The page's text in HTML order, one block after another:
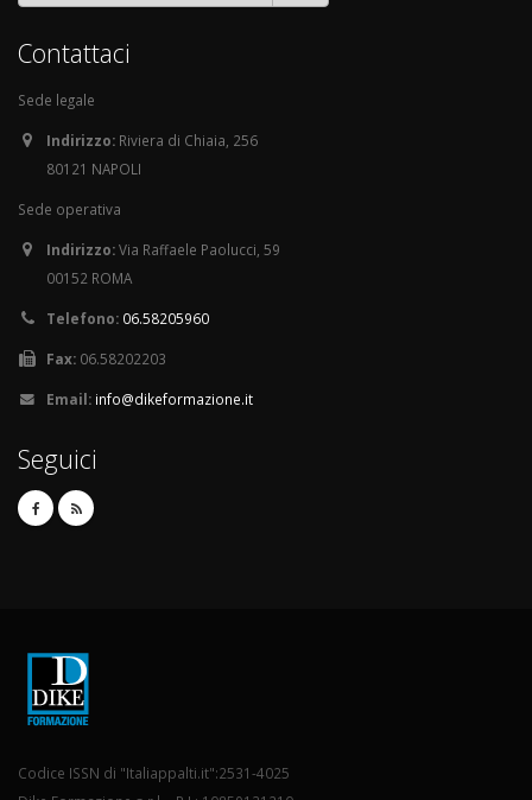
Contattaci
Sede legale
Indirizzo: Riviera di Chiaia, 256
80121 NAPOLI
Sede operativa
Indirizzo:Via Raffaele Paolucci, 59
00152 ROMA
Telefono: 06.58205960
Fax: 06.58202203
Email: info@dikeformazione.it
Seguici
Codice ISSN di "Italiappalti.it":2531-4025